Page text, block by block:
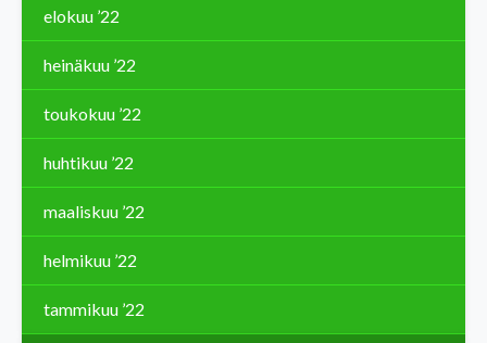
elokuu ’22
heinäkuu ’22
toukokuu ’22
huhtikuu ’22
maaliskuu ’22
helmikuu ’22
tammikuu ’22